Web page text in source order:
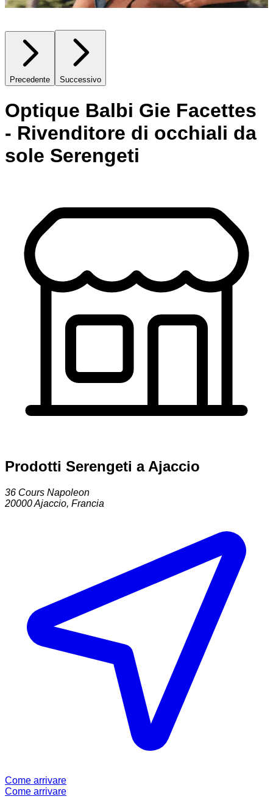
Precedente Successivo
Optique Balbi Gie Facettes
- Rivenditore di occhiali da
sole Serengeti
Prodotti Serengeti a Ajaccio
36 Cours Napoleon
20000Ajaccio, Francia
Come arrivare
Come arrivare